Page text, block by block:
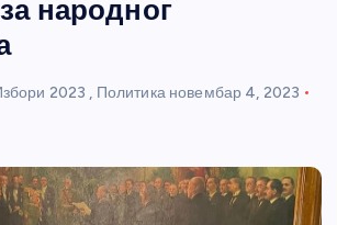
народног
2023 , Политика новембар 4, 2023